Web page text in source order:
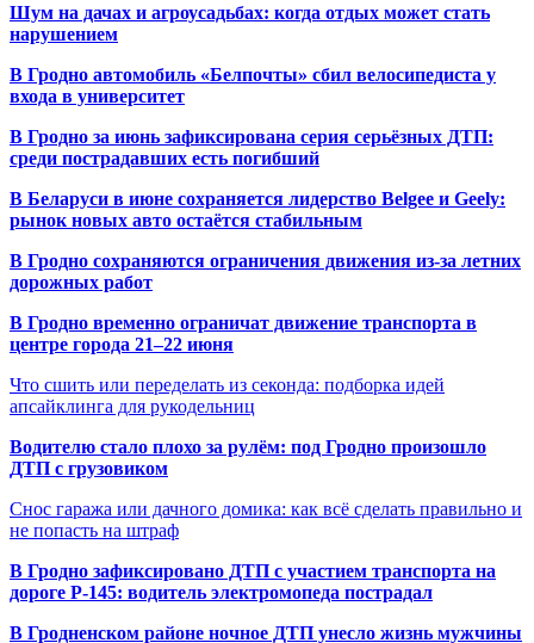
Шум на дачах и агроусадьбах: когда отдых может стать
нарушением
В Гродно автомобиль «Белпочты» сбил велосипедиста у
входа в университет
В Гродно за июнь зафиксирована серия серьёзных ДТП:
среди пострадавших есть погибший
В Беларуси в июне сохраняется лидерство Belgee и Geely:
рынок новых авто остаётся стабильным
В Гродно сохраняются ограничения движения из-за летних
дорожных работ
В Гродно временно ограничат движение транспорта в
центре города 21–22 июня
Что сшить или переделать из секонда: подборка идей
апсайклинга для рукодельниц
Водителю стало плохо за рулём: под Гродно произошло
ДТП с грузовиком
Снос гаража или дачного домика: как всё сделать правильно и
не попасть на штраф
В Гродно зафиксировано ДТП с участием транспорта на
дороге Р-145: водитель электромопеда пострадал
В Гродненском районе ночное ДТП унесло жизнь мужчины